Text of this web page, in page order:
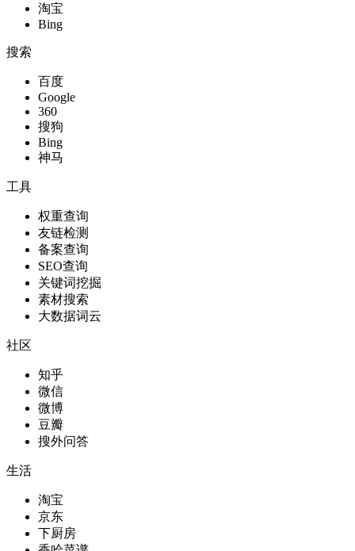
淘宝
Bing
搜索
百度
Google
360
搜狗
Bing
神马
工具
权重查询
友链检测
备案查询
SEO查询
关键词挖掘
素材搜索
大数据词云
社区
知乎
微信
微博
豆瓣
搜外问答
生活
淘宝
京东
下厨房